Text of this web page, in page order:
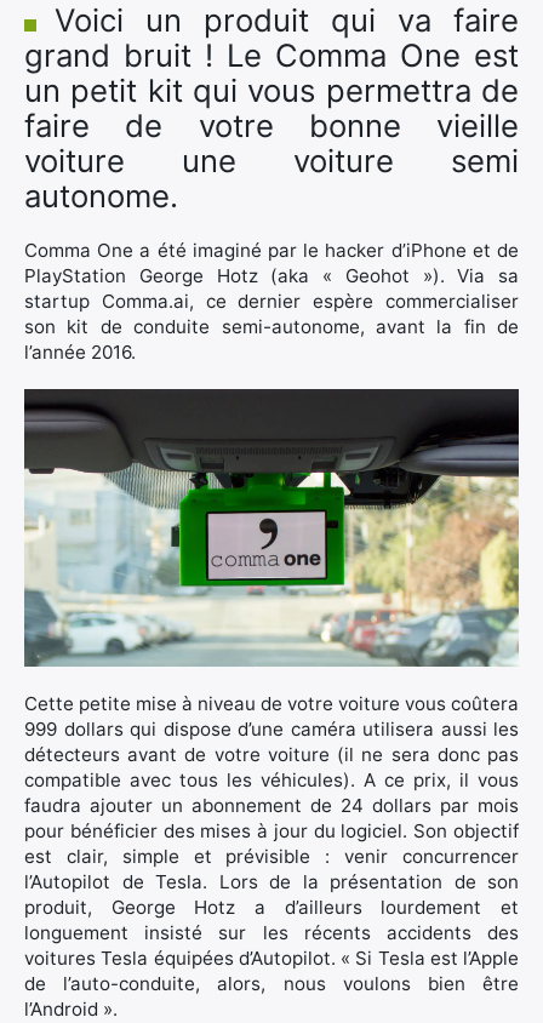
Voici un produit qui va faire
grand bruit ! Le Comma One est
un petit kit qui vous permettra de
faire de votre bonne vieille
voiture une voiture semi
autonome.
Comma One a été imaginé par le hacker d’iPhone et de
PlayStation George Hotz (aka « Geohot »). Via sa
startup Comma.ai, ce dernier espère commercialiser
son kit de conduite semi-autonome, avant la fin de
l’année 2016.
Cette petite mise à niveau de votre voiture vous coûtera
999 dollars qui dispose d’une caméra utilisera aussi les
détecteurs avant de votre voiture (il ne sera donc pas
compatible avec tous les véhicules). A ce prix, il vous
faudra ajouter un abonnement de 24 dollars par mois
pour bénéficier des mises à jour du logiciel. Son objectif
est clair, simple et prévisible : venir concurrencer
l’Autopilot de Tesla. Lors de la présentation de son
produit, George Hotz a d’ailleurs lourdement et
longuement insisté sur les récents accidents des
voitures Tesla équipées d’Autopilot. « Si Tesla est l’Apple
de l’auto-conduite, alors, nous voulons bien être
l’Android ».
×
Rechercher